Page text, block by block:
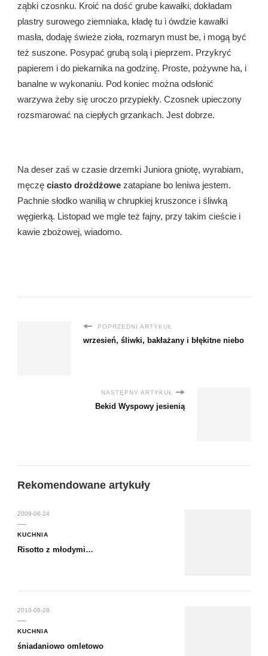
ząbki czosnku. Kroić na dość grube kawałki, dokładam
plastry surowego ziemniaka, kładę tu i ówdzie kawałki
masła, dodaję świeże zioła, rozmaryn must be, i mogą być
też suszone. Posypać grubą solą i pieprzem. Przykryć
papierem i do piekarnika na godzinę. Proste, pożywne ha, i
banalne w wykonaniu. Pod koniec można odsłonić
warzywa żeby się uroczo przypiekły. Czosnek upieczony
rozsmarować na ciepłych grzankach. Jest dobrze.
Na deser zaś w czasie drzemki Juniora gniotę, wyrabiam,
męczę ciasto drożdżowe zatapiane bo leniwa jestem.
Pachnie słodko wanilią w chrupkiej kruszonce i śliwką
węgierką. Listopad we mgle też fajny, przy takim cieście i
kawie zbożowej, wiadomo.
POPRZEDNI ARTYKUŁ
wrzesień, śliwki, bakłażany i błękitne niebo
NASTĘPNY ARTYKUŁ
Bekid Wyspowy jesienią
Rekomendowane artykuły
2009-06-24
KUCHNIA
Risotto z młodymi…
2010-08-28
KUCHNIA
śniadaniowo omletowo